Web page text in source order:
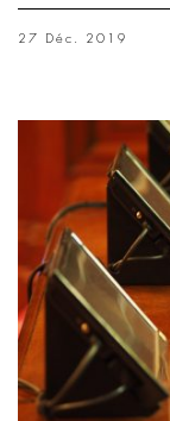
27 Déc. 2019